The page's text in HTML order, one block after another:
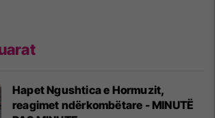
Hapet Ngushtica e Hormuzit,
reagimet ndërkombëtare - MINUTË